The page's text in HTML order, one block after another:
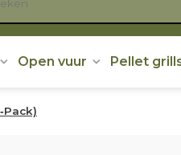
Open vuur Pellet